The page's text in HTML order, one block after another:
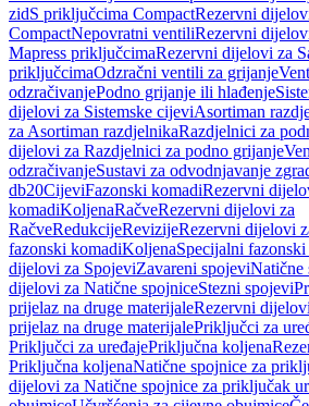
zidS priključcima CompactRezervni
CompactNepovratni ventiliRezervni
Mapress priključcimaRezervni dijelovi za
priključcimaOdzračni ventili za grijanje
odzračivanjePodno grijanje ili hlađenje
dijelovi za Sistemske cijeviAsortiman
za Asortiman razdjelnikaRazdjelnici za
dijelovi za Razdjelnici za podno grijanje
odzračivanjeSustavi za odvodnjavanje
db20CijeviFazonski komadiRezervni
komadiKoljenaRačveRezervni dijelovi za
RačveRedukcijeRevizijeRezervni dijelovi
fazonski komadiKoljenaSpecijalni
dijelovi za SpojeviZavareni spojeviNatične
dijelovi za Natične spojniceStezni spojevi
prijelaz na druge materijaleRezervni
prijelaz na druge materijalePriključci za
Priključci za uređajePriključna koljena
Priključna koljenaNatične spojnice za
dijelovi za Natične spojnice za priključak